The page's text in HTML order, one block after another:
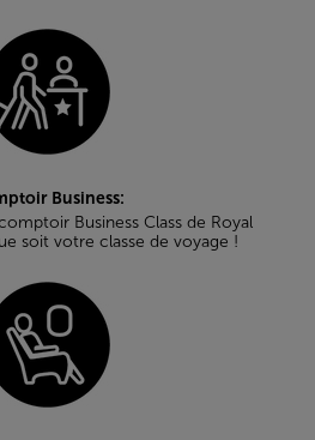
Business:
Business Class de Royal
soit votre classe de voyage !